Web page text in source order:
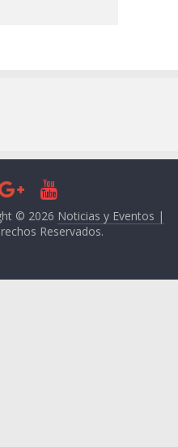
© 2026 Noticias y Eventos |
Reservados.